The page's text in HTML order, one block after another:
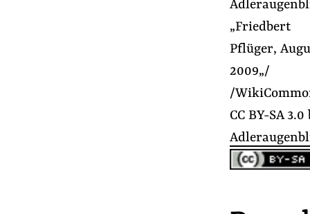
„Friedbert
Pflüger,
2009„/
/
CC BY-SA 3.0